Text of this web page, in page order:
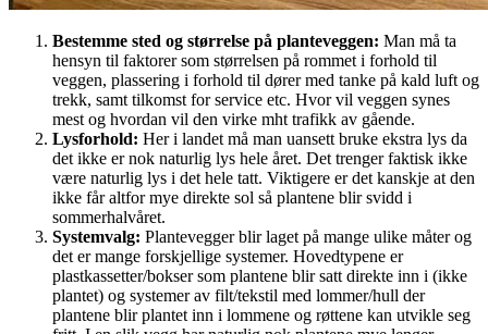
Bestemme sted og størrelse på planteveggen: Man må ta
hensyn til faktorer som størrelsen på rommet i forhold til
veggen, plassering i forhold til dører med tanke på kald luft og
trekk, samt tilkomst for service etc. Hvor vil veggen synes
mest og hvordan vil den virke mht trafikk av gående.
Lysforhold: Her i landet må man uansett bruke ekstra lys da
det ikke er nok naturlig lys hele året. Det trenger faktisk ikke
være naturlig lys i det hele tatt. Viktigere er det kanskje at den
ikke får altfor mye direkte sol så plantene blir svidd i
sommerhalvåret.
Systemvalg: Plantevegger blir laget på mange ulike måter og
det er mange forskjellige systemer. Hovedtypene er
plastkassetter/bokser som plantene blir satt direkte inn i (ikke
plantet) og systemer av filt/tekstil med lommer/hull der
plantene blir plantet inn i lommene og røttene kan utvikle seg